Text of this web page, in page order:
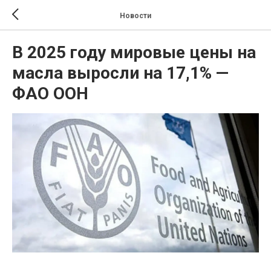
Новости
В 2025 году мировые цены на
масла выросли на 17,1% —
ФАО ООН